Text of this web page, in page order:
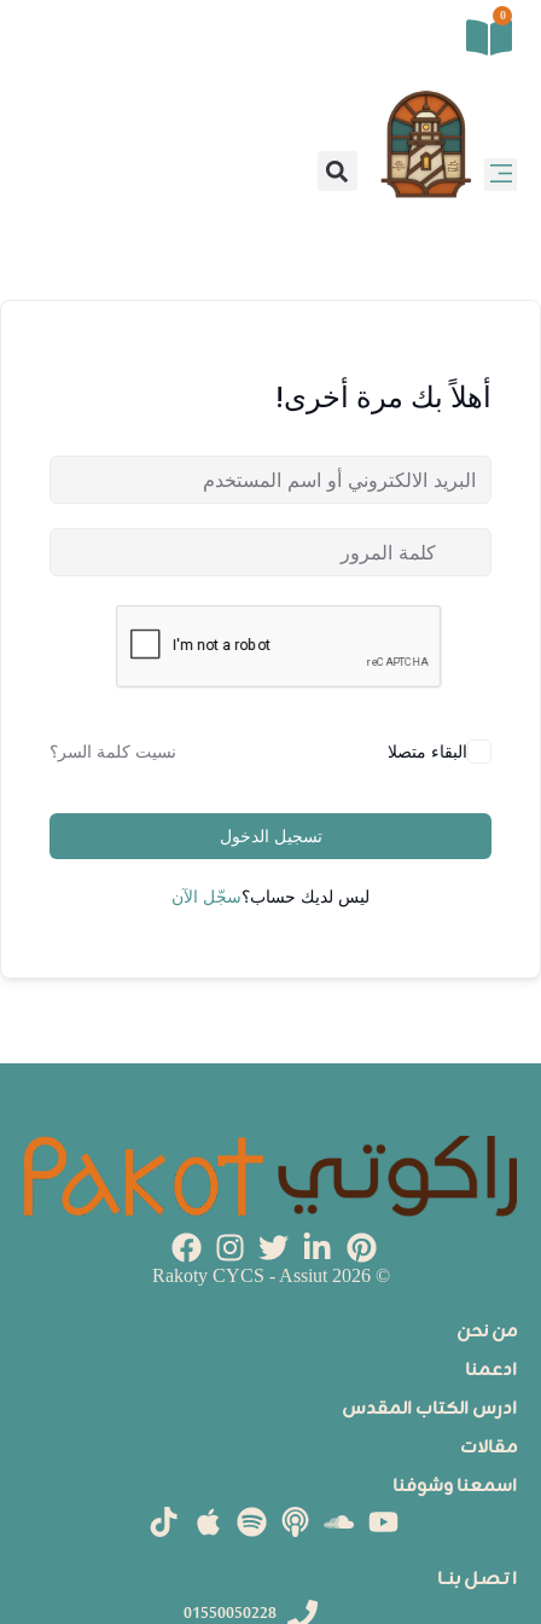
0
أهلاً بك مرة أخرى!
البقاء متصلا نسيت كلمة السر؟
تسجيل الدخول
ليس لديك حساب؟سجّل الآن
ا تـصـل بنــا
01550050228
من نحن
ادعمنا
ادرس الكتاب المقدس
مقالات
اسمعنا وشوفنا
© 2026 Rakoty CYCS - Assiut